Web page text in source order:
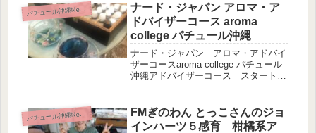
パ
チュール沖縄News
ナード・ジャパン アロマ・ア
ドバイザーコース aroma
college パチュール沖縄
ナード・ジャパン アロマ・アドバイ
ザーコースaroma college パチュール
沖縄アドバイザーコース スタートで
的に説明します。なぜ？なぜ？が解決
します。更に、今まで疑問...
パ
チュール沖縄News
FMぎのわん とっこさんのジョ
インハーツ５感育 柑橘系ア